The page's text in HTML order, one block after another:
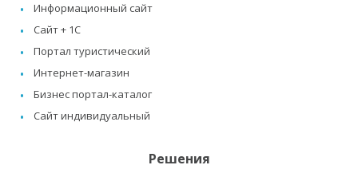
Информационный сайт
Сайт + 1C
Портал туристический
Интернет-магазин
Бизнес портал-каталог
Сайт индивидуальный
Решения